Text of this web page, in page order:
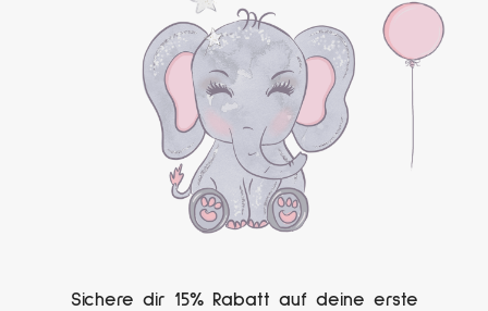
Sichere dir 15% Rabatt auf deine erste